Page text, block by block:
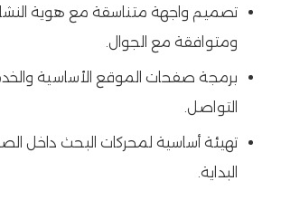
تصميم واجهة متناسقة مع هوية
ومتوافقة مع الجوال.
برمجة صفحات الموقع الأساسية
التواصل.
تهيئة أساسية لمحركات البحث داخل
البداية.